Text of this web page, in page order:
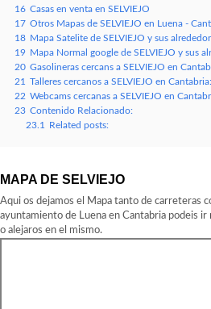
16 Casas en venta en SELVIEJO
17 Otros Mapas de SELVIEJO en Luena -
18
Mapa Satelite de SELVIEJO y sus
19
Mapa Normal google de SELVIEJO y sus
20 Gasolineras cercans a SELVIEJO en
21
Talleres cercanos a SELVIEJO en Cantabria:
22 Webcams cercanas a SELVIEJO en
23 Contenido Relacionado:
23.1
Related posts:
MAPA DE SELVIEJO
Aqui os dejamos el Mapa tanto de carreteras
ayuntamiento de Luena en Cantabria podeis ir
o alejaros en el mismo.